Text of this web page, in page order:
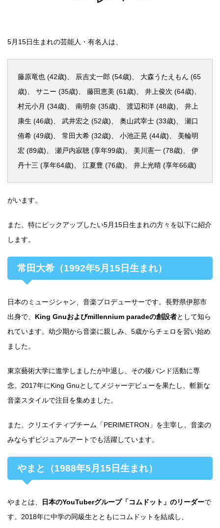
5月15日生まれの芸能人・有名人は、
藤原竜也 (42歳)、 辰吉丈一郎 (54歳)、 大森うたえもん (65
歳)、 サニー (35歳)、 藤田恵美 (61歳)、 井上俊次 (64歳)、
村元小月 (34歳)、 南明奈 (35歳)、 渡辺和洋 (48歳)、 井上
康生 (46歳)、 武井宏之 (52歳)、 奥山武宰士 (33歳)、 瀬口
侑希 (49歳)、 常田大希 (32歳)、 小池正晃 (44歳)、 美輪明
宏 (89歳)、 瀬戸内寂聴 (享年99歳)、 美川憲一 (78歳)、 伊
丹十三 (享年64歳)、 江夏豊 (76歳)、 井上光晴 (享年66歳)
がいます。
また、特にピックアップしたい5月15日生まれの方々を以下に紹介
します。
常田大希（1992年5月15日生まれ）
日本のミュージシャン、音楽プロデューサーです。長野県伊那市
出身で、 King Gnuおよびmillennium paradeの創設者として知ら
れています。幼少期から音楽に親しみ、5歳からチェロを習い始め
ました。
東京藝術大学に進学しましたが中退し、その後バンド活動に専
念。2017年にKing Gnuとしてメジャーデビューを果たし、斬新な
音楽スタイルで注目を集めました。
また、クリエイティブチーム「PERIMETRON」を主宰し、音楽の
みならずビジュアルアートでも活躍しています。
やまと（1988年5月15日生まれ）
やまとは、 日本のYouTuberグループ「コムドット」のリーダーで
す。2018年に中学の同級生とともにコムドットを結成し、